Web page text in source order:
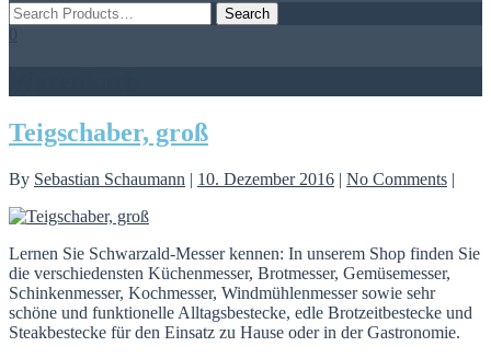
Teigschaber, groß
By Sebastian Schaumann | 10. Dezember 2016 | No Comments |
Lernen Sie Schwarzald-Messer kennen: In unserem Shop finden Sie
die verschiedensten Küchenmesser, Brotmesser, Gemüsemesser,
Schinkenmesser, Kochmesser, Windmühlenmesser sowie sehr
schöne und funktionelle Alltagsbestecke, edle Brotzeitbestecke und
Steakbestecke für den Einsatz zu Hause oder in der Gastronomie.